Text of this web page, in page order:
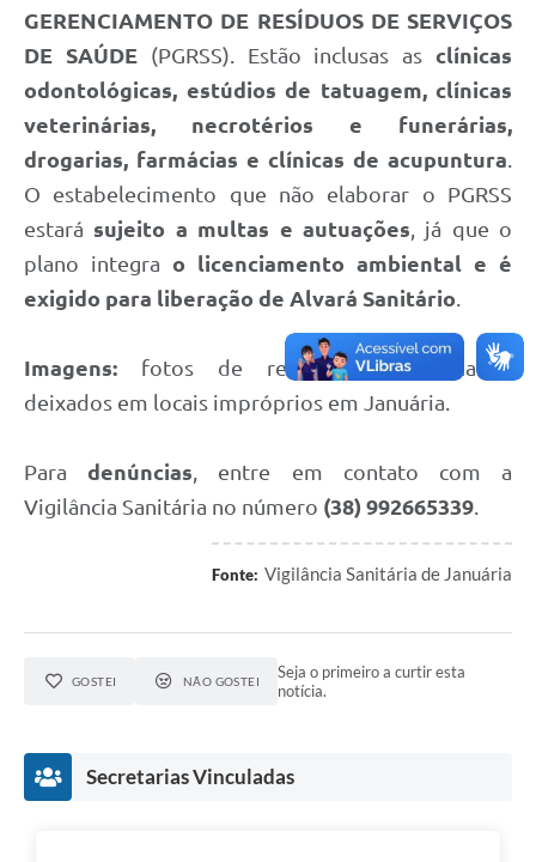
Fotos - Eventos Oficiais
GERENCIAMENTO DE RESÍDUOS DE SERVIÇOS
DE SAÚDE(PGRSS). Estão inclusas asclínicas
odontológicas, estúdios de tatuagem, clínicas
veterinárias, necrotérios e funerárias,
drogarias, farmácias e clínicas de acupuntura.
O estabelecimento que não elaborar o PGRSS
estará sujeito a multas e autuações, já que o
plano integra o licenciamento ambiental e é
exigido para liberação de Alvará Sanitário.
Imagens: fotos de resíduos contaminados
deixados em locais impróprios em Januária.
Paradenúncias, entre em contato com a
Vigilância Sanitária no número (38) 992665339.
Fonte: Vigilância Sanitária de Januária
GOSTEI NÃO GOSTEI
Seja o primeiro a curtir esta
notícia.
Secretarias Vinculadas